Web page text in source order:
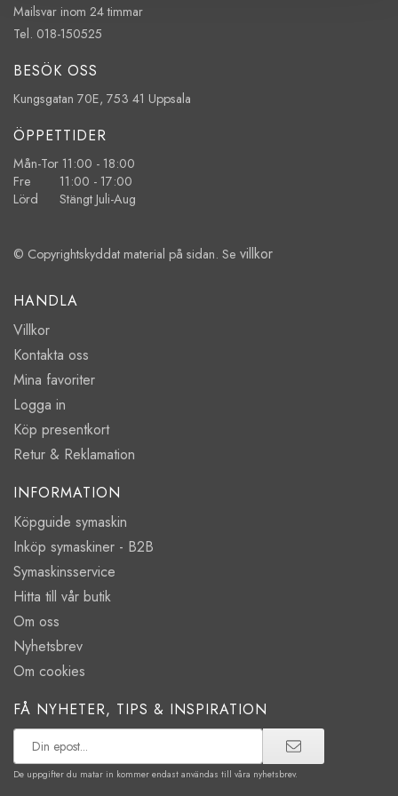
Mailsvar inom 24 timmar
Tel. 018-150525
BESÖK OSS
Kungsgatan 70E, 753 41 Uppsala
ÖPPETTIDER
Mån-Tor 11:00 - 18:00
Fre 11:00 - 17:00
Lörd Stängt Juli-Aug
© Copyrightskyddat material på sidan. Se villkor
HANDLA
Villkor
Kontakta oss
Mina favoriter
Logga in
Köp presentkort
Retur & Reklamation
INFORMATION
Köpguide symaskin
Inköp symaskiner - B2B
Symaskinsservice
Hitta till vår butik
Om oss
Nyhetsbrev
Om cookies
FÅ NYHETER, TIPS & INSPIRATION
De uppgifter du matar in kommer endast användas till våra nyhetsbrev.